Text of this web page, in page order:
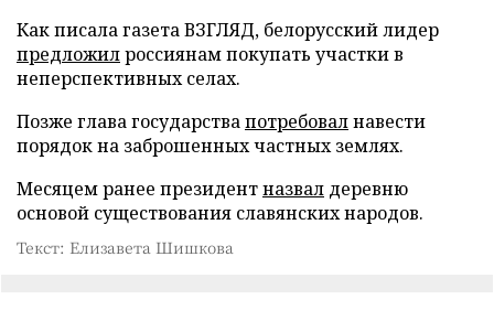
Как писала газета ВЗГЛЯД, белорусский лидер
предложилроссиянам покупать участки в
неперспективных селах.
Позже глава государствапотребовалнавести
порядок на заброшенных частных землях.
Месяцем ранее президентназвал деревню
основой существования славянских народов.
Текст: Елизавета Шишкова